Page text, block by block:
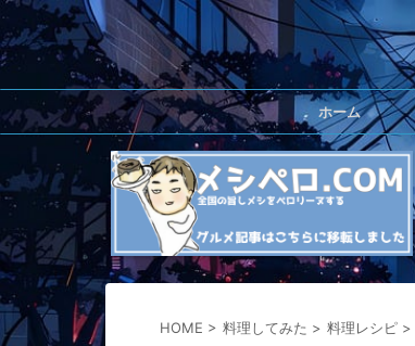
ホーム
HOME > 料理してみた > 料理レシピ >